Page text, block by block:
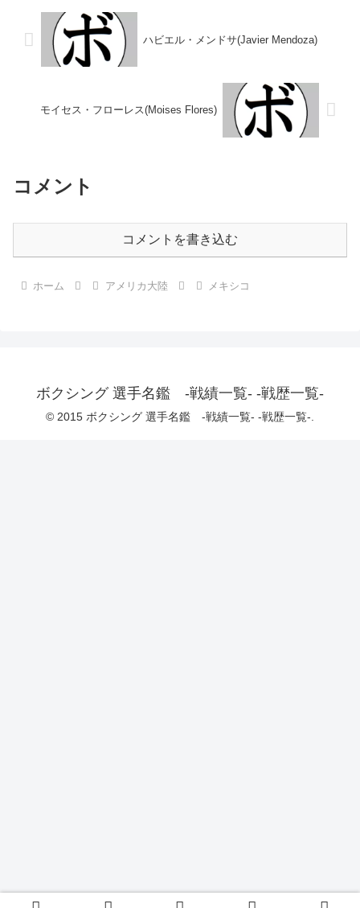
(9KO)6敗2分 【獲得タ...
ハビエル・メンドサ(Javier Mendoza)
モイセス・フローレス(Moises Flores)
コメント
コメントを書き込む
ホーム アメリカ大陸 メキシコ
ボクシング 選手名鑑 -戦績一覧- -戦歴一覧-
© 2015 ボクシング 選手名鑑 -戦績一覧- -戦歴一覧-.